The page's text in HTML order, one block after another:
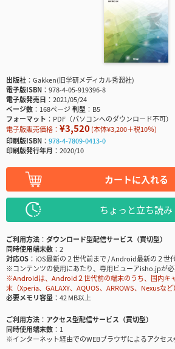
出版社
Gakken(旧学研メディカル秀潤社)
電子版ISBN
978-4-05-919396-8
電子版発売日
2021/05/24
ページ数
168ページ判型
B5
フォーマット
PDF（パソコンへのダウンロード不可）
電子版販売価格： ¥3,520(本体¥3,200＋税10％)
印刷版ISBN
978-4-7809-0413-0
印刷版発行年月
2020/10
カートに入れる
ちょっと立ち読み
ご利用方法
ダウンロード型配信サービス（買切型）
同時使用端末数
2
対応OS
iOS最新の２世代前まで / Android最新の２世
※コンテンツの使用にあたり、専用ビューアisho.jpが
※Androidは、Android２世代前の端末のうち、国内キ
末（Xperia、GALAXY、AQUOS、ARROWS、Nexusな
必要メモリ容量
42 MB以上
ご利用方法
アクセス型配信サービス（買切型）
同時使用端末数
1
※インターネット経由でのWEBブラウザによるアクセス